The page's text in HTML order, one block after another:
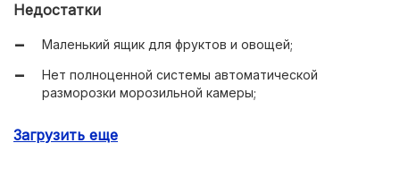
Недостатки
Маленький ящик для фруктов и овощей;
Нет полноценной системы автоматической
разморозки морозильной камеры;
Загрузить еще